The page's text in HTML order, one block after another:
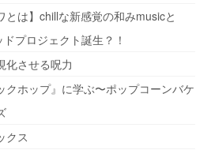
は】chillな新感覚の和みmusicと
プロジェクト誕生？！
化させる呪力
クホップ』に学ぶ〜ポップコーンバケ
クス